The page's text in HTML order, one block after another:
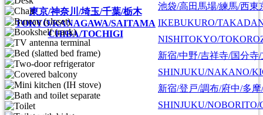
東京/神奈川/埼玉/千葉/栃木
TOKYO/KANAGAWA/SAITAMA
CHIBA/TOCHIGI
池袋/高田馬場/練馬/西東
IKEBUKURO/
NISHITOKYO/
新宿/中野/吉祥寺/国分寺
SHINJUKU/NAKANO/
新宿/登戸/調布/府中/多
SHINJUKU/